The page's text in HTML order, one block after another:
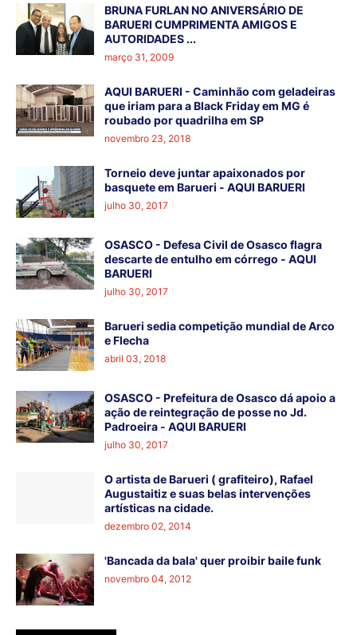
BRUNA FURLAN NO ANIVERSÁRIO DE
BARUERI CUMPRIMENTA AMIGOS E
AUTORIDADES ...
março 31, 2009
AQUI BARUERI - Caminhão com geladeiras
que iriam para a Black Friday em MG é
roubado por quadrilha em SP
novembro 23, 2018
Torneio deve juntar apaixonados por
basquete em Barueri - AQUI BARUERI
julho 30, 2017
OSASCO - Defesa Civil de Osasco flagra
descarte de entulho em córrego - AQUI
BARUERI
julho 30, 2017
Barueri sedia competição mundial de Arco
e Flecha
abril 03, 2018
OSASCO - Prefeitura de Osasco dá apoio a
ação de reintegração de posse no Jd.
Padroeira - AQUI BARUERI
julho 30, 2017
O artista de Barueri ( grafiteiro), Rafael
Augustaitiz e suas belas intervenções
artísticas na cidade.
dezembro 02, 2014
'Bancada da bala' quer proibir baile funk
novembro 04, 2012